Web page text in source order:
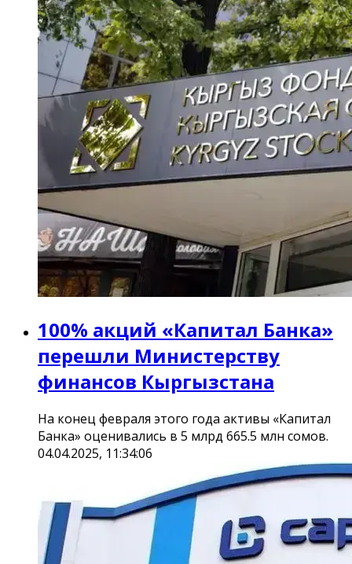
100% акций «Капитал Банка»
перешли Министерству
финансов Кыргызстана
На конец февраля этого года активы «Капитал
Банка» оценивались в 5 млрд 665.5 млн сомов.
04.04.2025, 11:34:06